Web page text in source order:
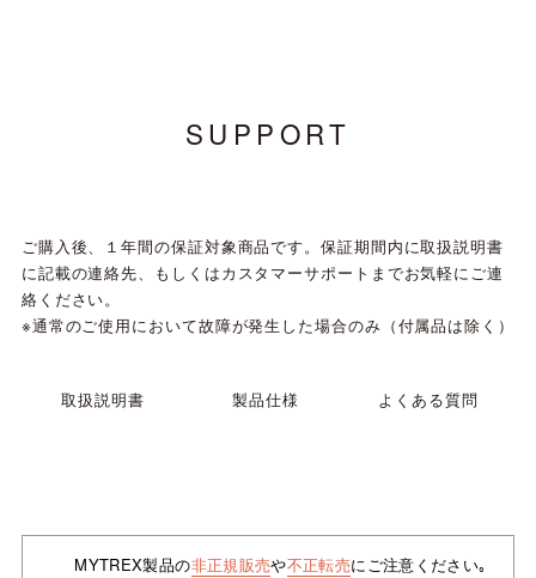
SUPPORT
ご購入後、１年間の保証対象商品です。保証期間内に取扱説明書
に記載の連絡先、もしくはカスタマーサポートまでお気軽にご連
絡ください。
※通常のご使用において故障が発生した場合のみ（付属品は除く）
取扱説明書 製品仕様 よくある質問
MYTREX製品の非正規販売や不正転売にご注意ください｡